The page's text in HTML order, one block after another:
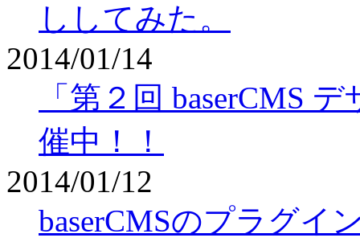
ししてみた。
2014/01/14
「第２回 baserCMS
催中！！
2014/01/12
baserCMSのプラグイ